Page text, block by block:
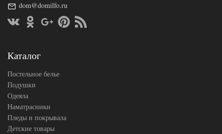
Размер
150х200
Размер
180х230
наволочек
Производитель
dom@domilfo.ru
Каталог
Постельное белье
Подушки
Одеяла
Наматрасники
Пледы и покрывала
Детские товары